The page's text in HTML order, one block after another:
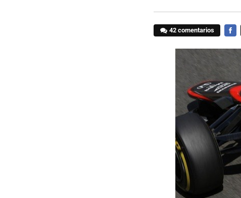
42 comentarios